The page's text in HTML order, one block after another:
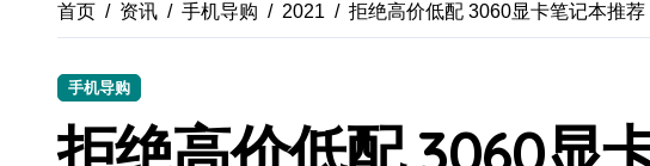
三星Galaxy Z Fold7体验：创新科技，折叠屏新巅峰！
首页 资讯 手机导购 2021 拒绝高价低配 3060显卡笔记本推
手机导购